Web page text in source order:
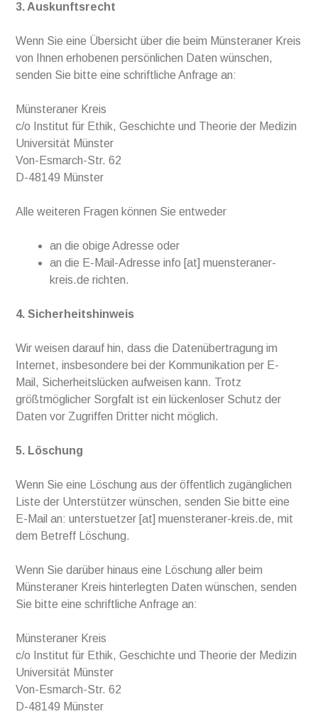
3. Auskunftsrecht
Wenn Sie eine Übersicht über die beim Münsteraner Kreis
von Ihnen erhobenen persönlichen Daten wünschen,
senden Sie bitte eine schriftliche Anfrage an:
Münsteraner Kreis
c/o Institut für Ethik, Geschichte und Theorie der Medizin
Universität Münster
Von-Esmarch-Str. 62
D-48149 Münster
Alle weiteren Fragen können Sie entweder
an die obige Adresse oder
an die E-Mail-Adresse info [at] muensteraner-
kreis.de richten.
4. Sicherheitshinweis
Wir weisen darauf hin, dass die Datenübertragung im
Internet, insbesondere bei der Kommunikation per E-
Mail, Sicherheitslücken aufweisen kann. Trotz
größtmöglicher Sorgfalt ist ein lückenloser Schutz der
Daten vor Zugriffen Dritter nicht möglich.
5. Löschung
Wenn Sie eine Löschung aus der öffentlich zugänglichen
Liste der Unterstützer wünschen, senden Sie bitte eine
E-Mail an: unterstuetzer [at] muensteraner-kreis.de, mit
dem Betreff Löschung.
Wenn Sie darüber hinaus eine Löschung aller beim
Münsteraner Kreis hinterlegten Daten wünschen, senden
Sie bitte eine schriftliche Anfrage an:
Münsteraner Kreis
c/o Institut für Ethik, Geschichte und Theorie der Medizin
Universität Münster
Von-Esmarch-Str. 62
D-48149 Münster